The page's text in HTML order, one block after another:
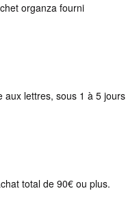
organza fourni
aux lettres, sous 1 à 5 jours
total de 90€ ou plus.